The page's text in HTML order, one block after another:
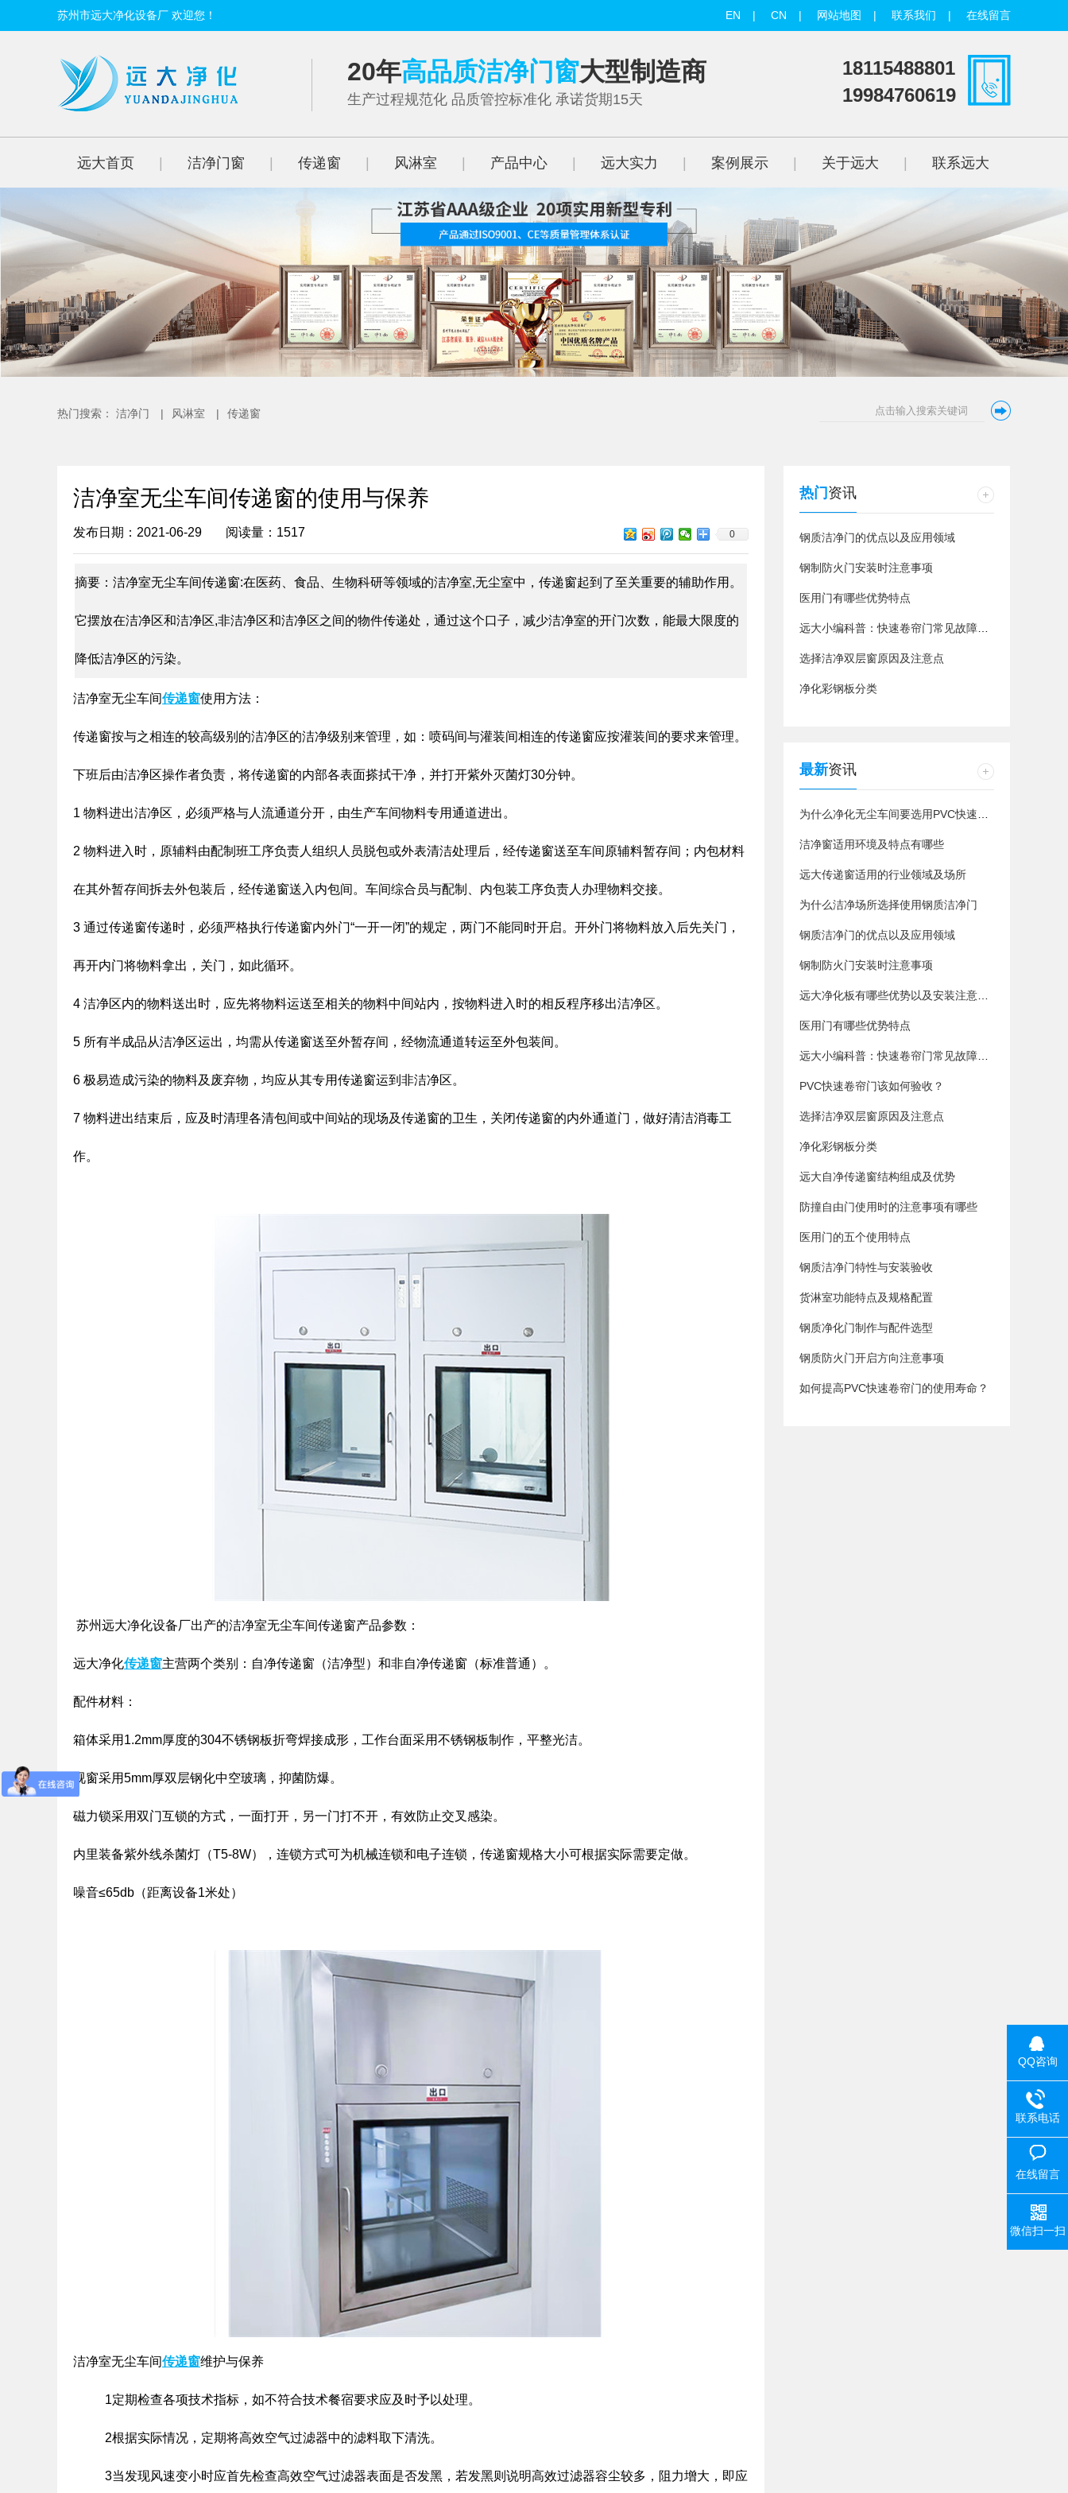
苏州市远大净化设备厂 欢迎您！ EN | CN | 网站地图 | 联系我们 | 在线留言
20年高品质洁净门窗大型制造商
生产过程规范化 品质管控标准化 承诺货期15天
18115488801
19984760619
远大首页 洁净门窗 传递窗 风淋室 产品中心 远大实力 案例展示 关于远大 联系远大
热门搜索： 洁净门 | 风淋室 | 传递窗
洁净室无尘车间传递窗的使用与保养
发布日期：2021-06-29 阅读量：1517 0
摘要：洁净室无尘车间传递窗:在医药、食品、生物科研等领域的洁净室,无尘室中，传递窗起到了至关重要的辅助作用。
它摆放在洁净区和洁净区,非洁净区和洁净区之间的物件传递处，通过这个口子，减少洁净室的开门次数，能最大限度的
降低洁净区的污染。
洁净室无尘车间传递窗使用方法：
传递窗按与之相连的较高级别的洁净区的洁净级别来管理，如：喷码间与灌装间相连的传递窗应按灌装间的要求来管理。
下班后由洁净区操作者负责，将传递窗的内部各表面搽拭干净，并打开紫外灭菌灯30分钟。
1 物料进出洁净区，必须严格与人流通道分开，由生产车间物料专用通道进出。
2 物料进入时，原辅料由配制班工序负责人组织人员脱包或外表清洁处理后，经传递窗送至车间原辅料暂存间；内包材料
在其外暂存间拆去外包装后，经传递窗送入内包间。车间综合员与配制、内包装工序负责人办理物料交接。
3 通过传递窗传递时，必须严格执行传递窗内外门“一开一闭”的规定，两门不能同时开启。开外门将物料放入后先关门，
再开内门将物料拿出，关门，如此循环。
4 洁净区内的物料送出时，应先将物料运送至相关的物料中间站内，按物料进入时的相反程序移出洁净区。
5 所有半成品从洁净区运出，均需从传递窗送至外暂存间，经物流通道转运至外包装间。
6 极易造成污染的物料及废弃物，均应从其专用传递窗运到非洁净区。
7 物料进出结束后，应及时清理各清包间或中间站的现场及传递窗的卫生，关闭传递窗的内外通道门，做好清洁消毒工
作。
苏州远大净化设备厂出产的洁净室无尘车间传递窗产品参数：
远大净化传递窗主营两个类别：自净传递窗（洁净型）和非自净传递窗（标准普通）。
配件材料：
箱体采用1.2mm厚度的304不锈钢板折弯焊接成形，工作台面采用不锈钢板制作，平整光洁。
视窗采用5mm厚双层钢化中空玻璃，抑菌防爆。
磁力锁采用双门互锁的方式，一面打开，另一门打不开，有效防止交叉感染。
内里装备紫外线杀菌灯（T5-8W），连锁方式可为机械连锁和电子连锁，传递窗规格大小可根据实际需要定做。
噪音≤65db（距离设备1米处）
洁净室无尘车间传递窗维护与保养
1定期检查各项技术指标，如不符合技术餐宿要求应及时予以处理。
2根据实际情况，定期将高效空气过滤器中的滤料取下清洗。
3当发现风速变小时应首先检查高效空气过滤器表面是否发黑，若发黑则说明高效过滤器容尘较多，阻力增大，即应
热门资讯
钢质洁净门的优点以及应用领域
钢制防火门安装时注意事项
医用门有哪些优势特点
选择洁净双层窗原因及注意点
净化彩钢板分类
最新资讯
洁净窗适用环境及特点有哪些
远大传递窗适用的行业领域及场所
为什么洁净场所选择使用钢质洁净门
钢质洁净门的优点以及应用领域
钢制防火门安装时注意事项
医用门有哪些优势特点
PVC快速卷帘门该如何验收？
选择洁净双层窗原因及注意点
净化彩钢板分类
远大自净传递窗结构组成及优势
防撞自由门使用时的注意事项有哪些
医用门的五个使用特点
钢质洁净门特性与安装验收
货淋室功能特点及规格配置
钢质净化门制作与配件选型
钢质防火门开启方向注意事项
如何提高PVC快速卷帘门的使用寿命？
QQ咨询
联系电话
在线留言
微信扫一扫